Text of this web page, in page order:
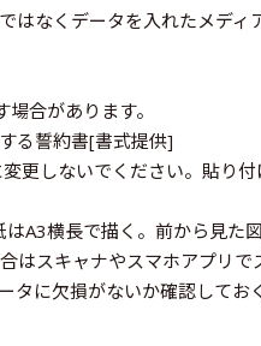
なくデータを入れたメディ
合があります。
る誓約書[書式提供]
しないでください。貼り
A3横長で描く。前から見た
はスキャナやスマホアプリ
タに欠損がないか確認してお